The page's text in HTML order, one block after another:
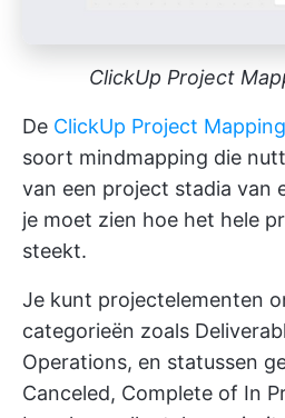
ClickUp Project
De ClickUp Project
soort mindmapping die
van een project stadia van
je moet zien hoe het hele
steekt.
Je kunt projectelementen
categorieën zoals
Operations, en statussen
Canceled, Complete of In